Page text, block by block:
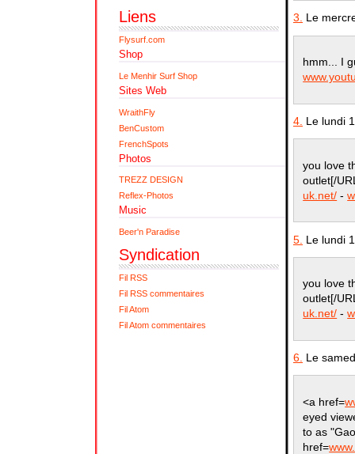
3. Le
hmm... I
4. Le lundi
you love
outlet[/
uk.net/ -
5. Le lundi
you love
outlet[/
uk.net/ -
6. Le
<a href=
eyed
to as
href=
Liens
Flysurf.com
Shop
Le Menhir Surf Shop
Sites Web
WraithFly
BenCustom
FrenchSpots
Photos
TREZZ DESIGN
Reflex-Photos
Music
Beer'n Paradise
Syndication
Fil RSS
Fil RSS commentaires
Fil Atom
Fil Atom commentaires